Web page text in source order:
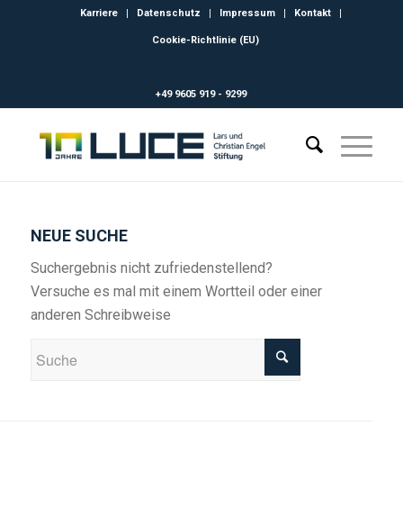
Karriere Datenschutz Impressum Kontakt
Cookie-Richtlinie (EU)
+49 9605 919 - 9299
NEUE SUCHE
Suchergebnis nicht zufriedenstellend?
Versuche es mal mit einem Wortteil oder einer
anderen Schreibweise